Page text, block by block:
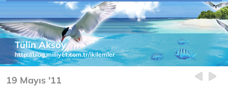
Tülin Aksoy
http://blog.milliyet.com.tr/ikilemler
19 Mayıs '11